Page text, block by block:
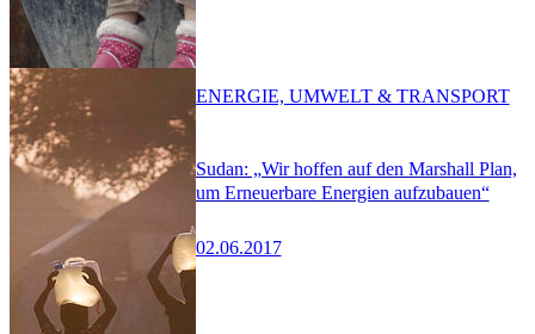
Sudan: „Wir hoffen auf den Marshall Plan,
um Erneuerbare Energien aufzubauen“
02.06.2017
ENERGIE, UMWELT & TRANSPORT